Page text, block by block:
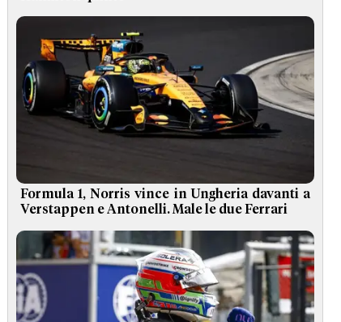
Formula 1, Norris vince in Ungheria davanti a
Verstappen e Antonelli. Male le due Ferrari